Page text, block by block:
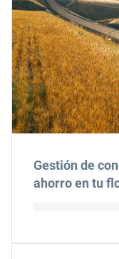
Gestión de
ahorro en tu